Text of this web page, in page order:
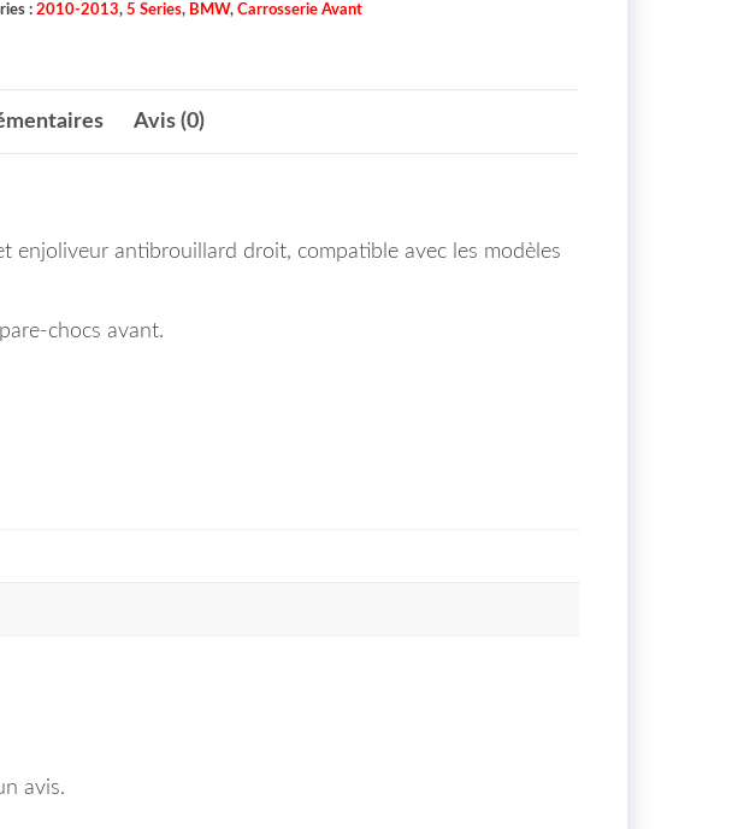
: 2010-2013, 5 Series, BMW, Carrosserie Avant
Avis (0)
enjoliveur antibrouillard droit, compatible avec les modèles
chocs avant.
avis.